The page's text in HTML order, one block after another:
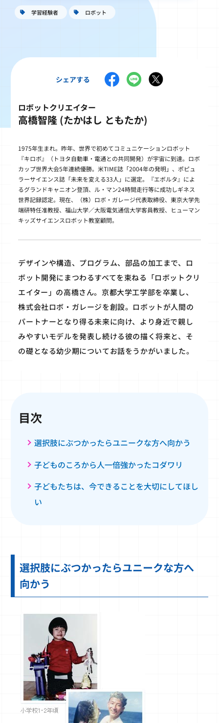
学習経験者 ロボット
シェアする
ロボットクリエイター
高橋智隆 (たかはし ともたか)
1975年生まれ。昨年、世界で初めてコミュニケーションロボット
『キロボ』（トヨタ自動車・電通との共同開発）が宇宙に到達。ロボ
カップ世界大会5年連続優勝。米TIME誌「2004年の発明」、ポピュ
ラーサイエンス誌「未来を変える33人」に選定。『エボルタ』によ
るグランドキャニオン登頂、ル・マン24時間走行等に成功しギネス
世界記録認定。現在、（株）ロボ・ガレージ代表取締役、東京大学先
端研特任准教授、福山大学／大阪電気通信大学客員教授、ヒューマン
キッズサイエンスロボット教室顧問。
デザインや構造、プログラム、部品の加工まで、ロ
ボット開発にまつわるすべてを束ねる「ロボットクリ
エイター」の高橋さん。京都大学工学部を卒業し、
株式会社ロボ・ガレージを創設。ロボットが人間の
パートナーとなり得る未来に向け、より身近で親し
みやすいモデルを発表し続ける彼の描く将来と、そ
の礎となる幼少期についてお話をうかがいました。
目次
選択肢にぶつかったらユニークな方へ向かう
子どものころから人一倍強かったコダワリ
子どもたちは、今できることを大切にしてほし
い
選択肢にぶつかったらユニークな方へ
向かう